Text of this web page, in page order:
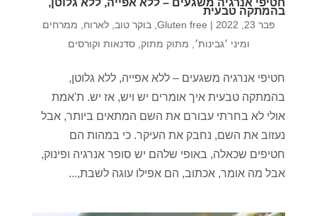
בהמתקה טבעית
פבר 23, 2022 |
Gluten free בוקר טוב ,לארוח
ממרחים
ומיני ׳גבינות׳
מתוק מתוק ,סדנאות וקורסים
חטיפי אנרגיה משגעים – ללא אפייה, ללא גלוטן,
בהמתקה טבעית איך אומרים יש ויש, אז יש. ת'אמת
אולי לא בחרתי עבורם את השם המתאים ביותר, אבל
נעזוב את השם, נחבק את העיקר. כי במהות הם
חטיפים שכאלה, באופי שלהם יש סופר אנרגיה ופינוק,
אבל מה אומר, אכתוב, הם אפילו עוגה לשבת,...